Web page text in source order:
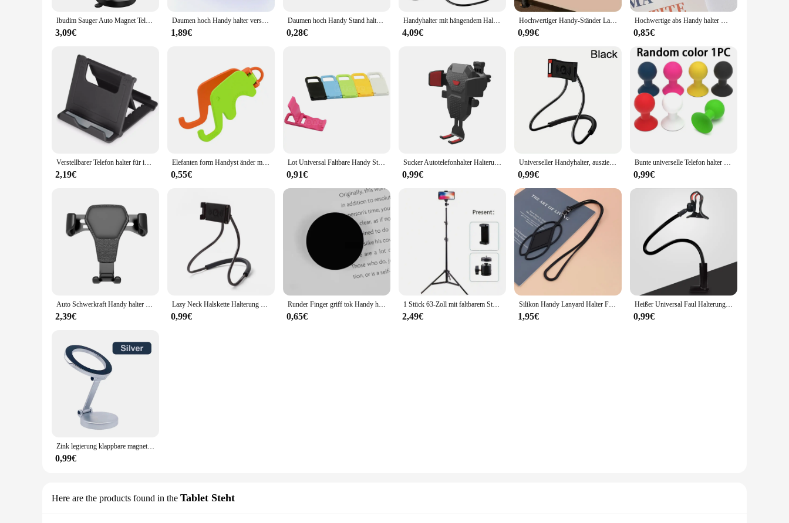
Ibudim Sauger Auto Magnet Telefon halter magnetisches Auto Armaturen brett Windschutz scheibe Handy Handy Ständer kompatibel mit magsafe iPhone 15
3,09€
Daumen hoch Handy halter verstellbarer Kunststoff-Telefonst änder Multi Farben tragbarer Desktop-Ständer für iPhone Xiaomi Samsung Halter
1,89€
Daumen hoch Handy Stand halter Tablet Wiege für Schreibtisch Desktop Smartphone Handy Handy Tablets einstellbar flexibel
0,28€
Handyhalter mit hängendem Hals, Lazy Handyhalterung, Zubehör, verstellbarer 360-Grad-Handyhalter, Ständer für iPhone
4,09€
Hochwertiger Handy-Ständer Lazy Night Ipad Tablet-Halter Desktop Cantilever Support Bracket Live-Streaming-Zubehör
0,99€
Hochwertige abs Handy halter Universal Cartoon Telefon Zubehör faltbare Handy halter Ständer
0,85€
Verstellbarer Telefon halter für iPhone 14 iPad Samsung Xiaomi Huawei Multi-Angle-Desktop-Halter Klappbarer Universal-Handy-Ständer
2,19€
Elefanten form Handyst änder mit Schlüssel bund tragbaren Handy halter Cartoon kreative Handy halterung Schlüssel ring Geschenk
0,55€
Lot Universal Faltbare Handy Ständer Halter Für telefon 5/4 für HTC Mini
0,91€
Sucker Autotelefonhalter Halterung Ständer GPS Telefon Mobile Handyunterstützung für iPhone 13 12 11 Pro Xiaomi Huawei Samsung
0,99€
Universeller Handyhalter, ausziehbarer, um den Hals hängender Selfie-Stick-Rack, verstellbar, 360° ° Freier drehbarer Halterung
0,99€
Bunte universelle Telefon halter Stander Ein beins tativ Handy Silikon Gummi Octopus Sucker Ball Stand halter Handy Stand
0,99€
Auto Schwerkraft Handy halter Entlüftung sclip Halter einstellbar Universal Auto Smartphone GPS Unterstützung iPhone Xiaomi Samsung Huawei
2,39€
Lazy Neck Halskette Halterung Bett Telefone Halter stehen 360-Grad-Tablets Clip halter Universal flexible Handy halter hängen
0,99€
Runder Finger griff tok Handy halter faltbar expandieren der Telefonst änder mobiles Zubehör für iPhone Huawei Xiaomi Finger halterung
0,65€
1 Stück 63-Zoll mit faltbarem Stativ und Telefonhalterclip 160,02 cm Multifunktionsstativ, Stativ für Telefon und Kamera
2,49€
Silikon Handy Lanyard Halter Fall Abdeckung Schlüssel Seil Hals riemen für iPhone 15 14 13 Huawei Xiaomi Redmi Samsung
1,95€
Heißer Universal Faul Halterung Handy Halter Schwanenhals Stehen Flexible Bett Schreibtisch Tisch Clip Halterung für Handy Smartphone Halter
0,99€
Zink legierung klappbare magnetische Auto kompakte Handy halter für magsafe 360 ° einstellbare magnetische Auto halterung für iPhone 14 13 12 Pro
0,99€
Here are the products found in the Tablet Steht